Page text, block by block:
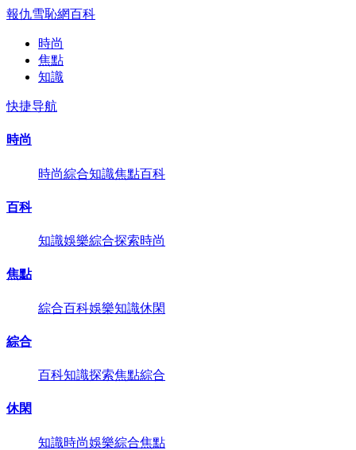
報仇雪恥網百科
時尚
焦點
知識
快捷导航
時尚
時尚綜合知識焦點百科
百科
知識娛樂綜合探索時尚
焦點
綜合百科娛樂知識休閑
綜合
百科知識探索焦點綜合
休閑
知識時尚娛樂綜合焦點